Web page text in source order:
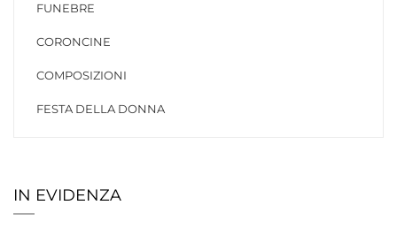
FUNEBRE
CORONCINE
COMPOSIZIONI
FESTA DELLA DONNA
IN EVIDENZA